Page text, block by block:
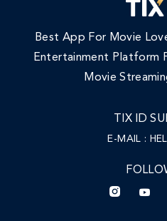
Best App For Movie
Entertainment Platform
Movie
TIX ID
E-MAIL :